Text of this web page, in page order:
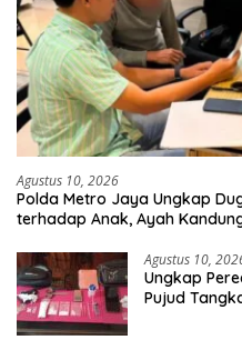
Agustus 10, 2026
Polda Metro Jaya Ungkap
terhadap Anak, Ayah
Agustus 10,
Ungkap
Pujud